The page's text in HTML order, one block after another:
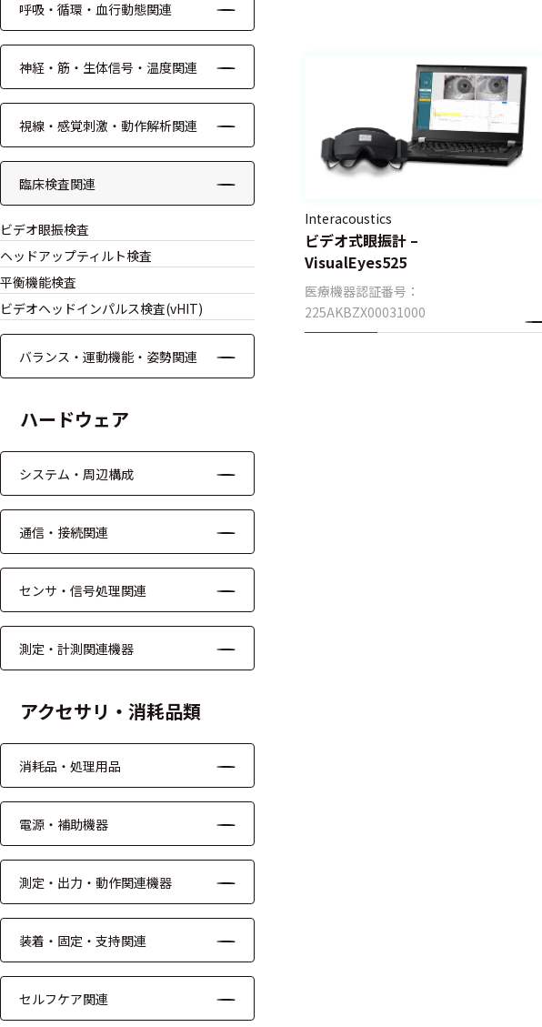
リード線
フェース
理関連
信号処理
ル
アンプ
ェア
測定・計測関連
機器
握力計
ゴニオメ
アイトラ
プローブ
計測機器
トランス
デューサ
呼吸・循環・血行動態関連
神経・筋・生体信号・温度関連
視線・感覚刺激・動作解析関連
臨床検査関連
ビデオ眼振検査
ヘッドアップティルト検査
平衡機能検査
ビデオヘッドインパルス検査(vHIT)
バランス・運動機能・姿勢関連
ハードウェア
システム・周辺構成
通信・接続関連
センサ・信号処理関連
測定・計測関連機器
アクセサリ・消耗品類
消耗品・処理用品
電源・補助機器
測定・出力・動作関連機器
装着・固定・支持関連
セルフケア関連
Interacoustics
ビデオ式眼振計 –
VisualEyes525
医療機器認証番号：
225AKBZX00031000